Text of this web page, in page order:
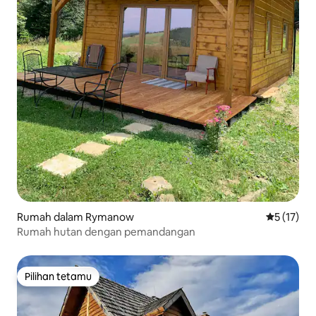
Rumah dalam Rymanow
5 (17)
Rumah hutan dengan pemandangan
Pilihan tetamu
Pilihan tetamu